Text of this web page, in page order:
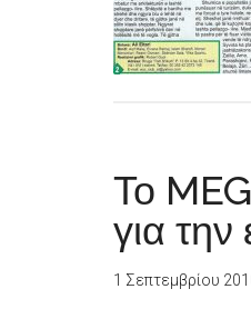
Το
για την
1 Σεπτεμβρίου